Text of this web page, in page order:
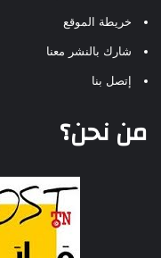
خريطة الموقع
شارك بالنشر معنا
إتصل بنا
من نحن؟